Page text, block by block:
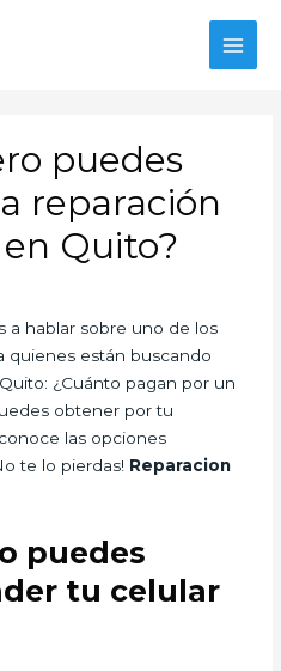
puedes
reparación
Quito?
a hablar sobre uno de los
quienes están buscando
¿Cuánto pagan por un
obtener por tu
las opciones
te lo pierdas! Reparacion
puedes
tu celular